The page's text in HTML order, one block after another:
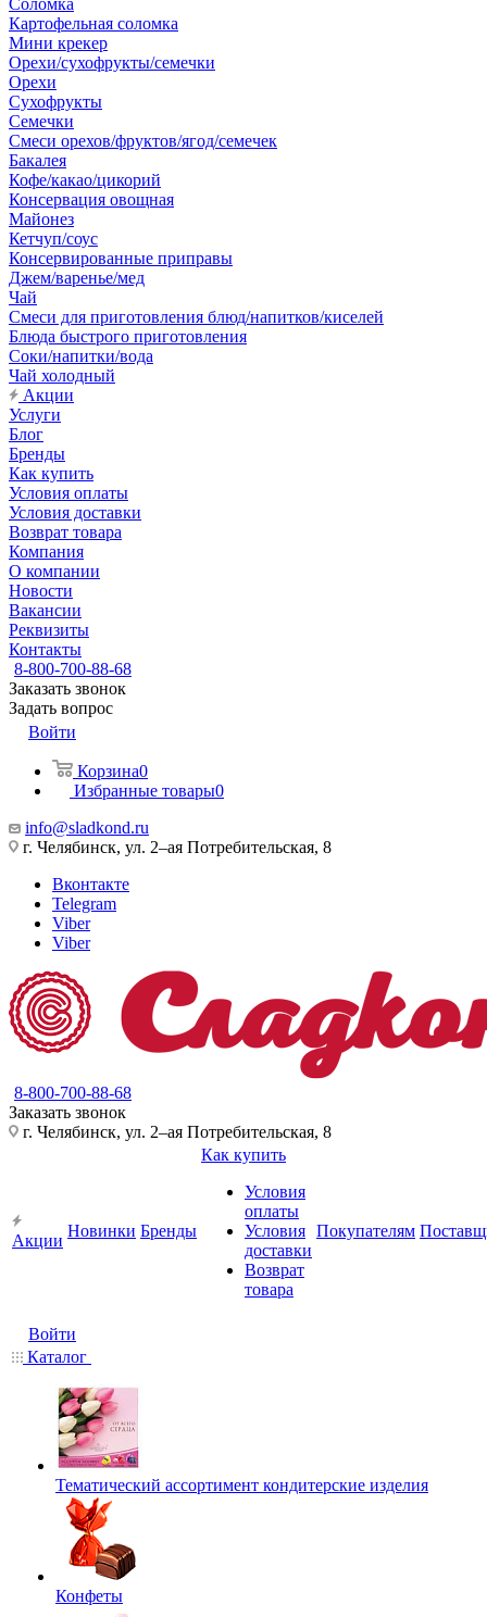
Соломка
Картофельная соломка
Мини крекер
Орехи/сухофрукты/семечки
Орехи
Сухофрукты
Семечки
Смеси орехов/фруктов/ягод/семечек
Бакалея
Кофе/какао/цикорий
Консервация овощная
Майонез
Кетчуп/соус
Консервированные приправы
Джем/варенье/мед
Чай
Смеси для приготовления блюд/напитков/киселей
Блюда быстрого приготовления
Соки/напитки/вода
Чай холодный
Акции
Услуги
Блог
Бренды
Как купить
Условия оплаты
Условия доставки
Возврат товара
Компания
О компании
Новости
Вакансии
Реквизиты
Контакты
8-800-700-88-68
Заказать звонок
Задать вопрос
Войти
Корзина0
Избранные товары0
info@sladkond.ru
г. Челябинск, ул. 2–ая Потребительская, 8
Вконтакте
Telegram
Viber
Viber
8-800-700-88-68
Заказать звонок
г. Челябинск, ул. 2–ая Потребительская, 8
Акции
Новинки Бренды
Как купить
Условия
оплаты
Условия
доставки
Возврат
товара
Покупателям
Войти
Каталог
Тематический ассортимент кондитерские изделия
Конфеты